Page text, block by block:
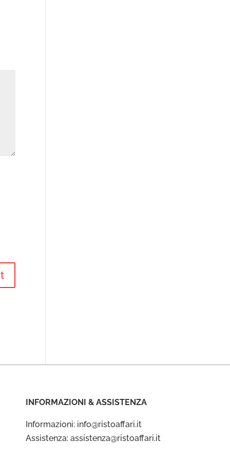
INFORMAZIONI & ASSISTENZA
Informazioni: info@ristoaffari.it
Assistenza: assistenza@ristoaffari.it